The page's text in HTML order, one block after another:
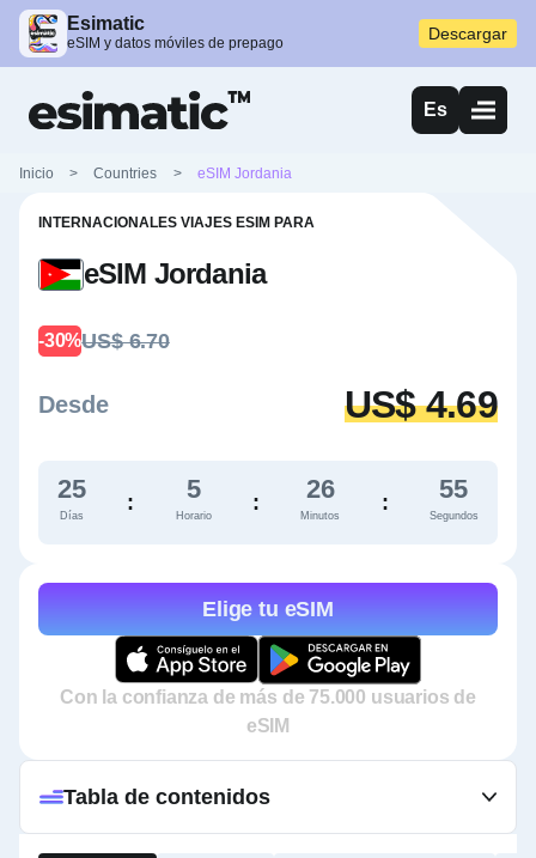
Esimatic
eSIM y datos móviles de prepago Descargar
Es
Inicio > Countries > eSIM Jordania
INTERNACIONALES VIAJES ESIM PARA
eSIM Jordania
-30%US$ 6.70
Desde US$ 4.69
25
Días
: 5
Horario
: 26
Minutos
: 53
Segundos
Elige tu eSIM
Con la confianza de más de 75.000 usuarios de
eSIM
Tabla de contenidos